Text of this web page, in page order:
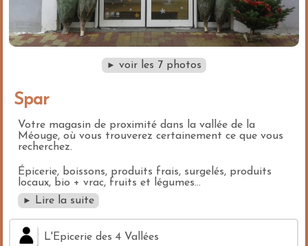
► voir les 7 photos
Spar
Votre magasin de proximité dans la vallée de la
Méouge, où vous trouverez certainement ce que vous
recherchez.
Épicerie, boissons, produits frais, surgelés, produits
locaux, bio + vrac, fruits et légumes...
► Lire la suite
L'Epicerie des 4 Vallées